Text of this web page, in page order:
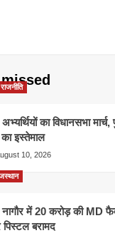
राजनीति
का विधानसभा मार्च,
इस्तेमाल
10, 2026
में 20 करोड़ की MD
बरामद